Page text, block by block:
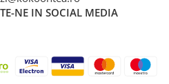
NE IN SOCIAL MEDIA